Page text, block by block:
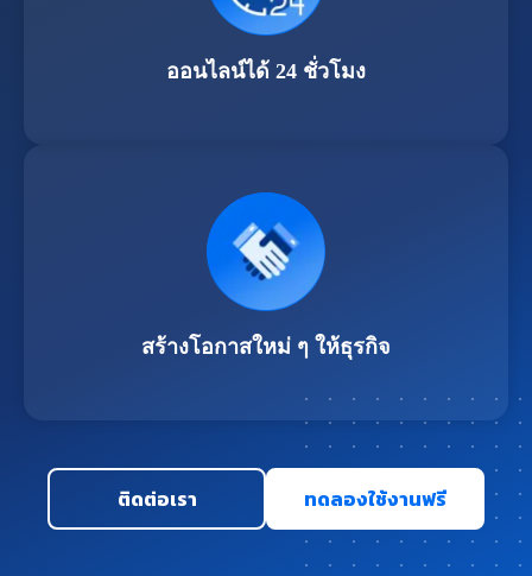
ออนไลน์ได้ 24 ชั่วโมง
สร้างโอกาสใหม่ ๆ ให้ธุรกิจ
ติดต่อเรา ทดลองใช้งานฟรี